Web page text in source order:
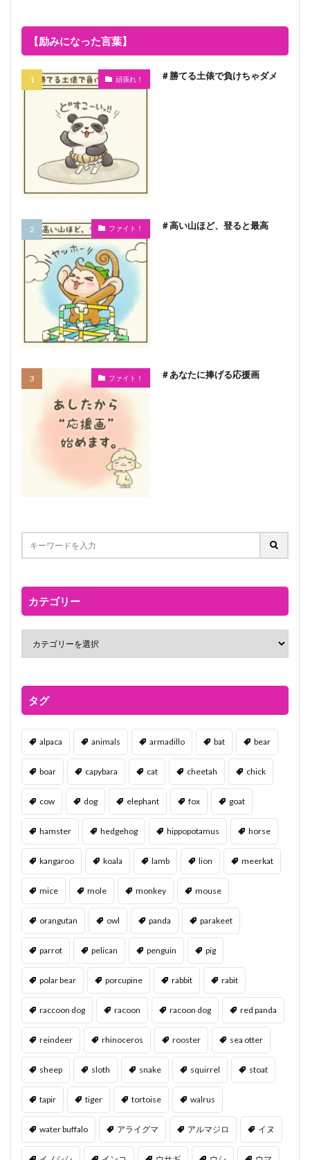
【励みになった言葉】
頑張れ！ ＃勝てる土俵で負けちゃダメ
ファイト！ ＃高い山ほど、登ると最高
ファイト！ ＃あなたに捧げる応援画
カテゴリー
タグ
alpaca animals armadillo bat bear
boar capybara cat cheetah chick
cow dog elephant fox goat
hamster hedgehog hippopotamus horse
kangaroo koala lamb lion meerkat
mice mole monkey mouse
orangutan owl panda parakeet
parrot pelican penguin pig
polar bear porcupine rabbit rabit
raccoon dog racoon racoon dog red panda
reindeer rhinoceros rooster sea otter
sheep sloth snake squirrel stoat
tapir tiger tortoise walrus
water buffalo アライグマ アルマジロ イヌ